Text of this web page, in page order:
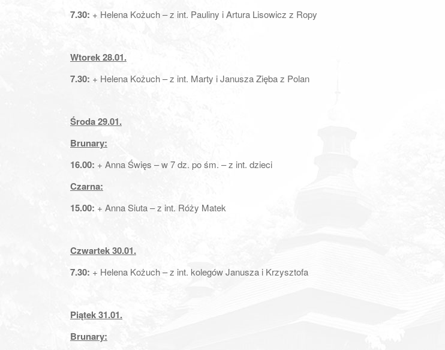
7.30: + Helena Kożuch – z int. Pauliny i Artura Lisowicz z Ropy
Wtorek 28.01.
7.30: + Helena Kożuch – z int. Marty i Janusza Zięba z Polan
Środa 29.01.
Brunary:
16.00: + Anna Święs – w 7 dz. po śm. – z int. dzieci
Czarna:
15.00: + Anna Siuta – z int. Róży Matek
Czwartek 30.01.
7.30: + Helena Kożuch – z int. kolegów Janusza i Krzysztofa
Piątek 31.01.
Brunary: